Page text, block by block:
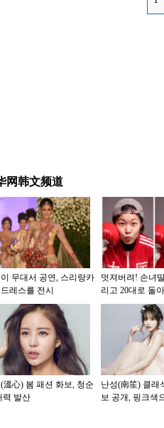
网韩文频道
무대서 공연, 스리랑카
레스를 전시
멋져버려! 손녀
리고 20대로 돌
溫心) 봄 패션 화보, 청순
력 발산
난성(南笙) 클래
보 공개, 핑크색